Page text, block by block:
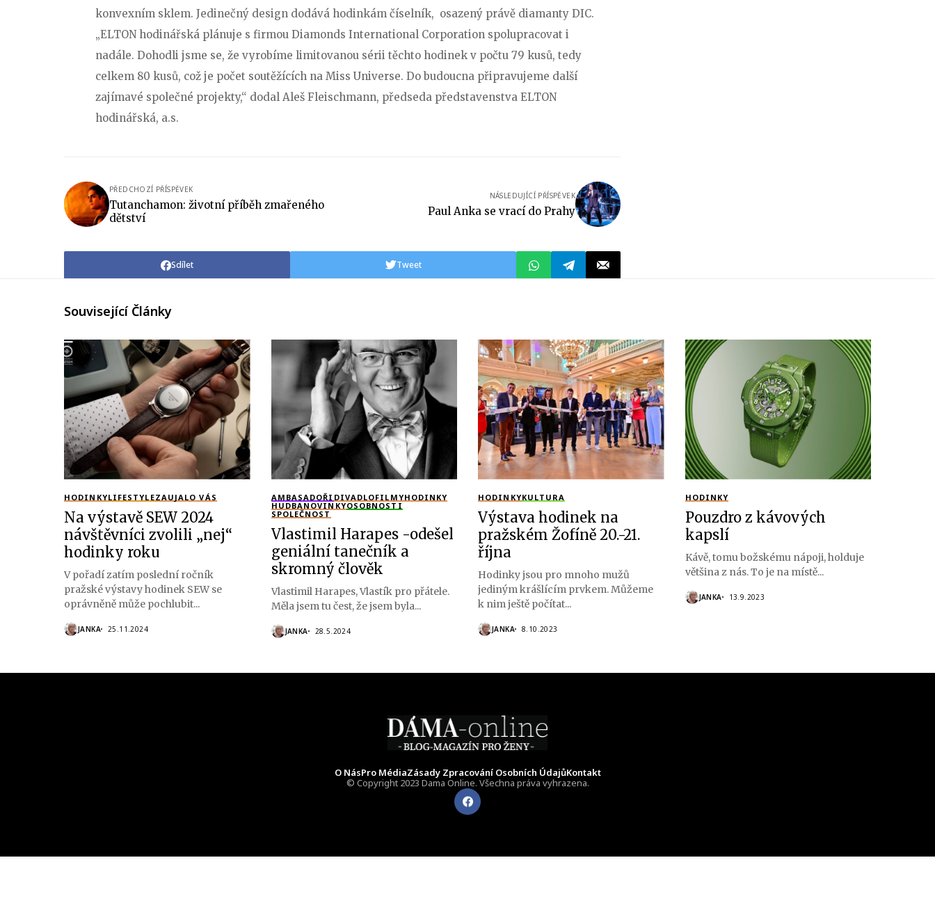
konvexním sklem. Jedinečný design dodává hodinkám číselník, osazený právě diamanty DIC.
„ELTON hodinářská plánuje s firmou Diamonds International Corporation spolupracovat i
nadále. Dohodli jsme se, že vyrobíme limitovanou sérii těchto hodinek v počtu 79 kusů, tedy
celkem 80 kusů, což je počet soutěžících na Miss Universe. Do budoucna připravujeme další
zajímavé společné projekty,“ dodal Aleš Fleischmann, předseda představenstva ELTON
hodinářská, a.s.
PŘEDCHOZÍ PŘÍSPĚVEK
Tutanchamon: životní příběh zmařeného
dětství
NÁSLEDUJÍCÍ PŘÍSPĚVEK
Paul Anka se vrací do Prahy
Sdílet Tweet
Související Články
HODINKYLIFESTYLEZAUJALO VÁS
Na výstavě SEW 2024
návštěvníci zvolili „nej“
hodinky roku
V pořadí zatím poslední ročník
pražské výstavy hodinek SEW se
oprávněně může pochlubit...
JANKA 25.11.2024
AMBASADOŘI DIVADLOFILMYHODINKY
HUDBANOVINKYOSOBNOSTI
SPOLEČNOST
Vlastimil Harapes -odešel
geniální tanečník a
skromný člověk
Vlastimil Harapes, Vlastík pro přátele.
Měla jsem tu čest, že jsem byla...
JANKA 28.5.2024
HODINKYKULTURA
Výstava hodinek na
pražském Žofíně 20.-21.
října
Hodinky jsou pro mnoho mužů
jediným krášlícím prvkem. Můžeme
k nim ještě počítat...
JANKA 8.10.2023
HODINKY
Pouzdro z kávových
kapslí
Kávě, tomu božskému nápoji, holduje
většina z nás. To je na místě...
JANKA 13.9.2023
O NásPro MédiaZásady Zpracování Osobních ÚdajůKontakt
© Copyright 2023 Dama Online. Všechna práva vyhrazena.